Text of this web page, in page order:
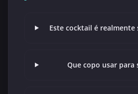
Este cocktail é realmente
Que copo usar para